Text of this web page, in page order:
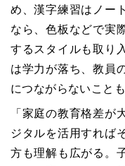
め、漢字練習はノー
なら、色板などで実
するスタイルも取り
は学力が落ち、教員
につながらないこと
「家庭の教育格差が
ジタルを活用すれば
方も理解も広がる。